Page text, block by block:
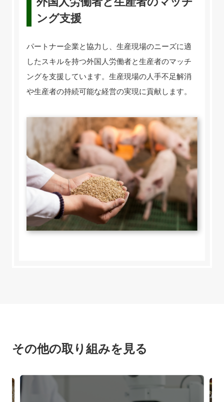
ング支援
パートナー企業と協力し、生産現場のニーズに適
したスキルを持つ外国人労働者と生産者のマッチ
ングを支援しています。生産現場の人手不足解消
や生産者の持続可能な経営の実現に貢献します。
その他の取り組みを見る